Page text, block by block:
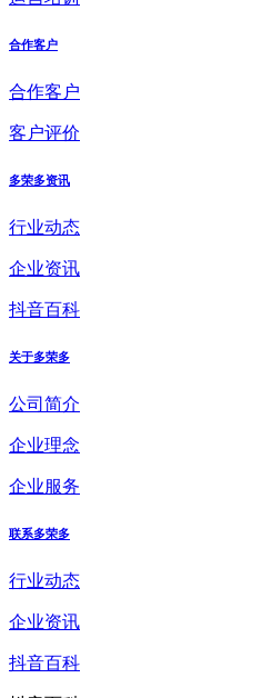
合作客户
合作客户
客户评价
多荣多资讯
行业动态
企业资讯
抖音百科
关于多荣多
公司简介
企业理念
企业服务
联系多荣多
行业动态
企业资讯
抖音百科